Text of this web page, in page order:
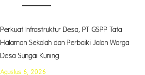
Perkuat Infrastruktur Desa, PT GSPP Tata
Halaman Sekolah dan Perbaiki Jalan Warga
Desa Sungai Kuning
Agustus 6, 2026